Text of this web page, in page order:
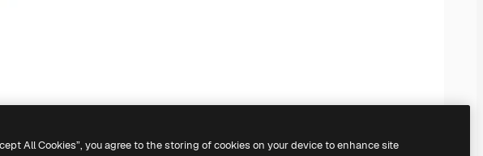
All Cookies”, you agree to the storing of cookies on your device to enhance site